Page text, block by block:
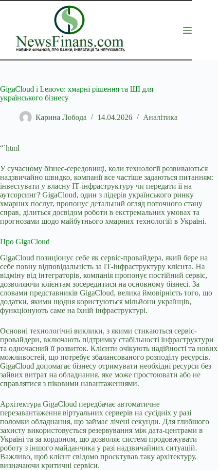
Перейти
GigaCloud і Lenovo: хмарні рішення та ШІ для
українського бізнесу
Карина Лобода 14.04.2026 Аналітика
“`html
У сучасному бізнес-середовищі, коли технології розвиваються
надзвичайно швидко, компанії все частіше задаються питанням:
інвестувати у власну ІТ-інфраструктуру чи передати її на
аутсорсинг? GigaCloud, один з лідерів українського ринку
хмарних послуг, пропонує детальний огляд поточного стану
справ, ділиться досвідом роботи в екстремальних умовах та
прогнозами щодо майбутнього хмарних технологій в Україні.
Про GigaCloud
GigaCloud позиціонує себе як сервіс-провайдера, який бере на
себе повну відповідальність за ІТ-інфраструктуру клієнта. На
відміну від інтеграторів, компанія пропонує постійний сервіс,
дозволяючи клієнтам зосередитися на основному бізнесі. За
словами представників GigaCloud, велика ймовірність того, що
додатки, якими щодня користуються мільйони українців,
функціонують саме на їхній інфраструктурі.
Основні технологічні виклики, з якими стикаються сервіс-
провайдери, включають підтримку стабільності інфраструктури
та одночасний її розвиток. Клієнти очікують надійності та нових
можливостей, що потребує збалансованого розподілу ресурсів.
GigaCloud допомагає бізнесу отримувати необхідні ресурси без
зайвих витрат на обладнання, яке може простоювати або не
справлятися з піковими навантаженнями.
Архітектура GigaCloud передбачає автоматичне
перезавантаження віртуальних серверів на сусідніх у разі
поломки обладнання, що займає лічені секунди. Для глибшого
захисту використовується резервування між дата-центрами в
Україні та за кордоном, що дозволяє системі продовжувати
роботу з іншого майданчика у разі надзвичайних ситуацій.
Важливо, щоб клієнт свідомо проєктував таку архітектуру,
визначаючи критичні сервіси.